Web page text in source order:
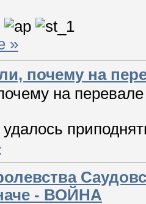
»
почему на
на
- ВОЙНА